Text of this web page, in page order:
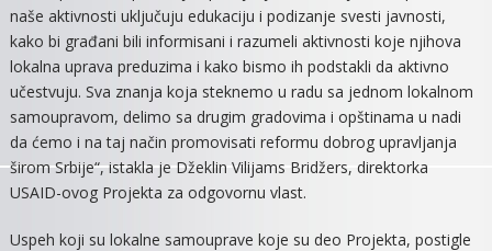
naše aktivnosti uključuju edukaciju i podizanje svesti javnosti,
kako bi građani bili informisani i razumeli aktivnosti koje njihova
lokalna uprava preduzima i kako bismo ih podstakli da aktivno
učestvuju. Sva znanja koja steknemo u radu sa jednom lokalnom
samoupravom, delimo sa drugim gradovima i opštinama u nadi
da ćemo i na taj način promovisati reformu dobrog upravljanja
širom Srbije“, istakla je Džeklin Vilijams Bridžers, direktorka
USAID-ovog Projekta za odgovornu vlast.
Uspeh koji su lokalne samouprave koje su deo Projekta, postigle